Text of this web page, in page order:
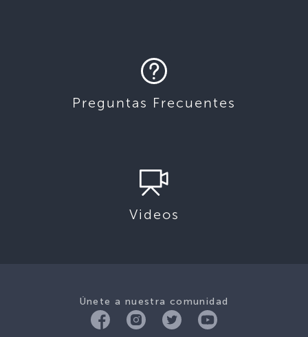
Preguntas Frecuentes
Videos
Únete a nuestra comunidad